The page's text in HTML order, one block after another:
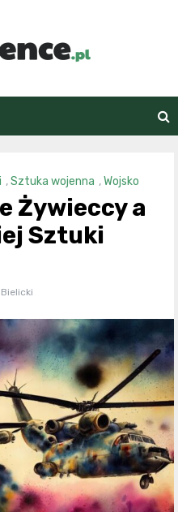
,Sztuka wojenna ,Wojsko
Żywieccy a
Sztuki